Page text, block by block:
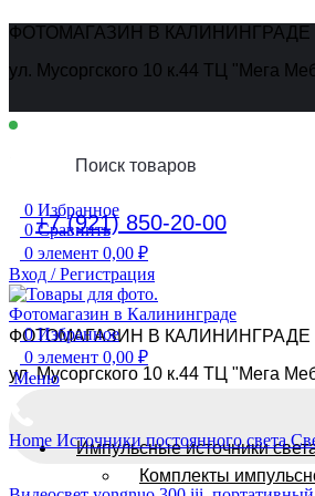
ФОТОМАГАЗИН В КАЛИНИНГРАДЕ
ул. Мусоргского 10 к.44 ТЦ "Мега
10:00 - 19:00
+7 (921) 850-20-00
ФОТОМАГАЗИН В КАЛИНИНГРАДЕ
ул. Мусоргского 10 к.44 ТЦ "Мега
0 Избранное
0 Сравнить
0 элемент 0,00 ₽
Вход / Регистрация
0Избранное
0 элемент 0,00 ₽
Меню
Импульсные источники
Комплекты
Home Источники постоянного света